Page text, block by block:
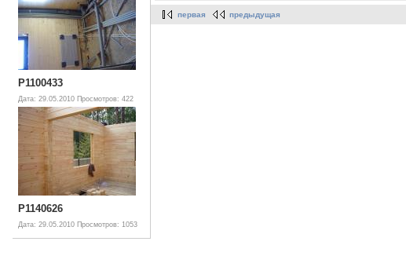
P1100433
Дата: 29.05.2010 Просмотров: 422
P1140626
Дата: 29.05.2010 Просмотров: 1053
первая предыдущая